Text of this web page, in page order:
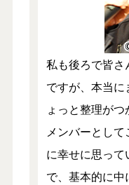
私も後ろで皆
ですが、本当
ょっと整理が
メンバーとし
に幸せに思っ
で、基本的に